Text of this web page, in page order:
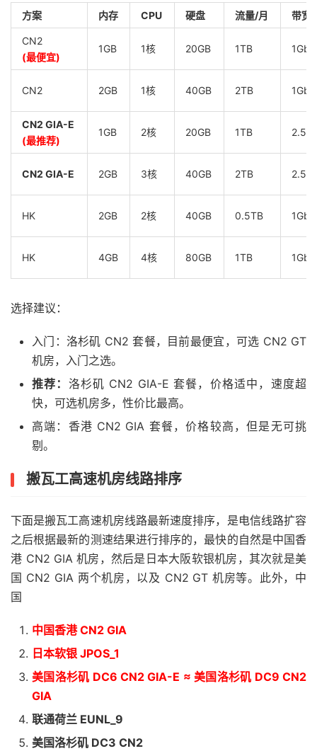
方案 内存 CPU 硬盘 流量/月 带宽
CN2
(最便宜)
1GB 1核 20GB 1TB
CN2 2GB 1核 40GB 2TB
CN2 GIA-E
(最推荐)
1GB 2核 20GB 1TB
CN2 GIA-E 2GB 3核 40GB 2TB
HK 2GB 2核 40GB 0.5TB
HK 4GB 4核 80GB 1TB
选择建议：
入门：洛杉矶 CN2 套餐，目前最便宜，可选 CN2 GT
机房，入门之选。
推荐： 洛杉矶 CN2 GIA-E 套餐，价格适中，速度超
快，可选机房多，性价比最高。
高端：香港 CN2 GIA 套餐，价格较高，但是无可挑
剔。
搬瓦工高速机房线路排序
下面是搬瓦工高速机房线路最新速度排序，是电信线路扩容
之后根据最新的测速结果进行排序的，最快的自然是中国香
港 CN2 GIA 机房，然后是日本大阪软银机房，其次就是美
国 CN2 GIA 两个机房，以及 CN2 GT 机房等。此外，中
国
中国香港 CN2 GIA
日本软银 JPOS_1
美国洛杉矶 DC6 CN2 GIA-E ≈ 美国洛杉矶 DC9 CN2
GIA
联通荷兰 EUNL_9
美国洛杉矶 DC3 CN2